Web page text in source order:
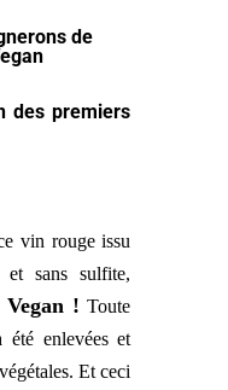
de
des premiers
vin rouge issu
et sans sulfite,
!Toute
été enlevées et
Et ceci